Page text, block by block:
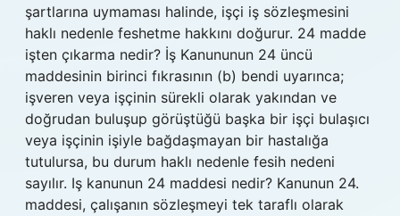
şartlarına uymaması halinde, işçi iş sözleşmesini
haklı nedenle feshetme hakkını doğurur. 24 madde
işten çıkarma nedir? İş Kanununun 24 üncü
maddesinin birinci fıkrasının (b) bendi uyarınca;
işveren veya işçinin sürekli olarak yakından ve
doğrudan buluşup görüştüğü başka bir işçi bulaşıcı
veya işçinin işiyle bağdaşmayan bir hastalığa
tutulursa, bu durum haklı nedenle fesih nedeni
sayılır. Iş kanunun 24 maddesi nedir? Kanunun 24.
maddesi, çalışanın sözleşmeyi tek taraflı olarak